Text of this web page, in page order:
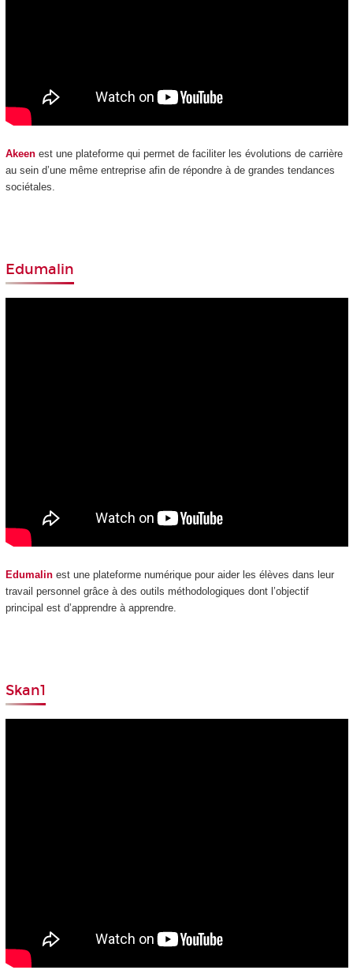
Akeenest une plateforme qui permet de faciliter les évolutions de carrière
au sein d’une même entreprise afin de répondre à de grandes tendances
sociétales.
Edumalin
Edumalinest une plateforme numérique pour aider les élèves dans leur
travail personnel grâce à des outils méthodologiques dont l’objectif
principal est d’apprendre à apprendre.
Skan1